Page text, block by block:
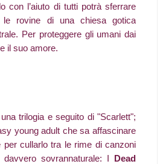
con l’aiuto di tutti potrà sferrare
le rovine di una chiesa gotica
Per proteggere gli umani dai
il suo amore.
trilogia e seguito di "Scarlett";
young adult che sa affascinare
per cullarlo tra le rime di canzoni
sovrannaturale: I Dead